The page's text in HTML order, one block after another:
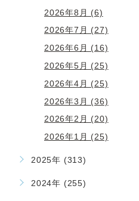
2026年8月 (6)
2026年7月 (27)
2026年6月 (16)
2026年5月 (25)
2026年4月 (25)
2026年3月 (36)
2026年2月 (20)
2026年1月 (25)
2025年 (313)
2024年 (255)